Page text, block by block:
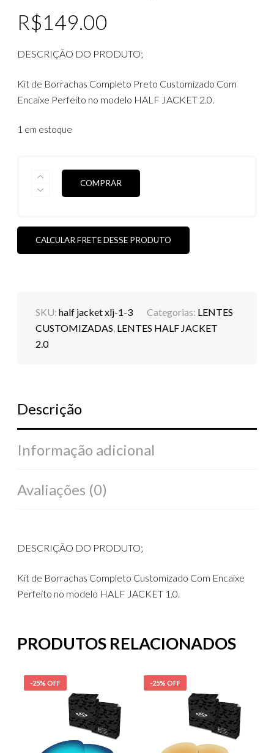
R$149.00
DESCRIÇÃO DO PRODUTO;
Kit de Borrachas Completo Preto Customizado Com
Encaixe Perfeito no modelo HALF JACKET 2.0.
1 em estoque
KIT
BORRACHAS
2.0
QUANTIDADE
COMPRAR
CALCULAR FRETE DESSE PRODUTO
SKU:half jacket xlj-1-3 Categorias: LENTES
CUSTOMIZADAS, LENTES HALF JACKET
2.0
Descrição
Informação adicional
Avaliações (0)
DESCRIÇÃO DO PRODUTO;
Kit de Borrachas Completo Customizado Com Encaixe
Perfeito no modelo HALF JACKET 1.0.
PRODUTOS RELACIONADOS
-25% OFF -25% OFF